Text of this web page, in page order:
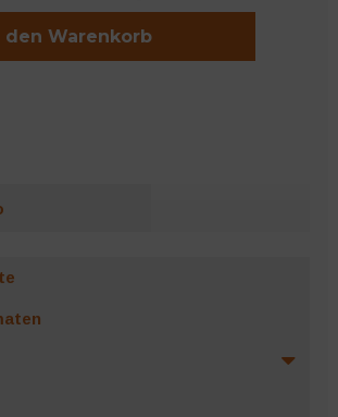
den Warenkorb